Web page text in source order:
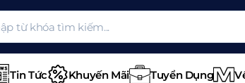
Tin Tức Khuyến Mãi Tuyển Dụng